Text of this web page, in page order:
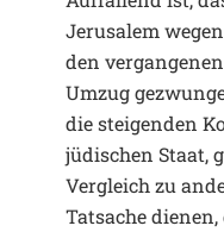
Jerusalem
den
Umzug
die steigenden
jüdischen Staat,
Vergleich zu
Tatsache